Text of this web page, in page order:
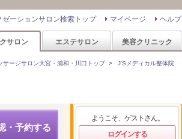
ヘルプ
マイページ
ゼーションサロン検索トップ
サロン エステサロン 美容クリニック
サージサロン大宮・浦和・川口トップ> J'Sメディカル整体院
・予約する
ようこそ、ゲストさん。
ログインする